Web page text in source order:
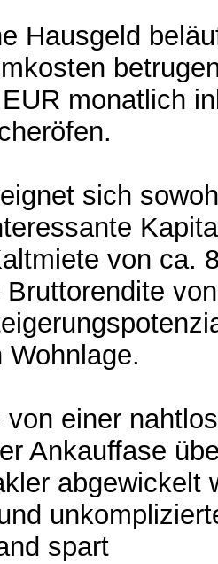
Hausgeld
monatlich
sich
von ca.
Wohnlage.
einer
Ankauffase
abgewickelt
spart